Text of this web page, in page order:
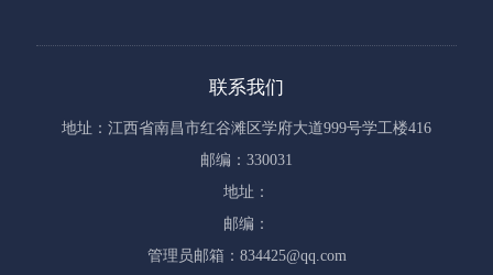
联系我们
地址：江西省南昌市红谷滩区学府大道999号学工楼416
邮编：330031
地址：
邮编：
管理员邮箱：834425@qq.com